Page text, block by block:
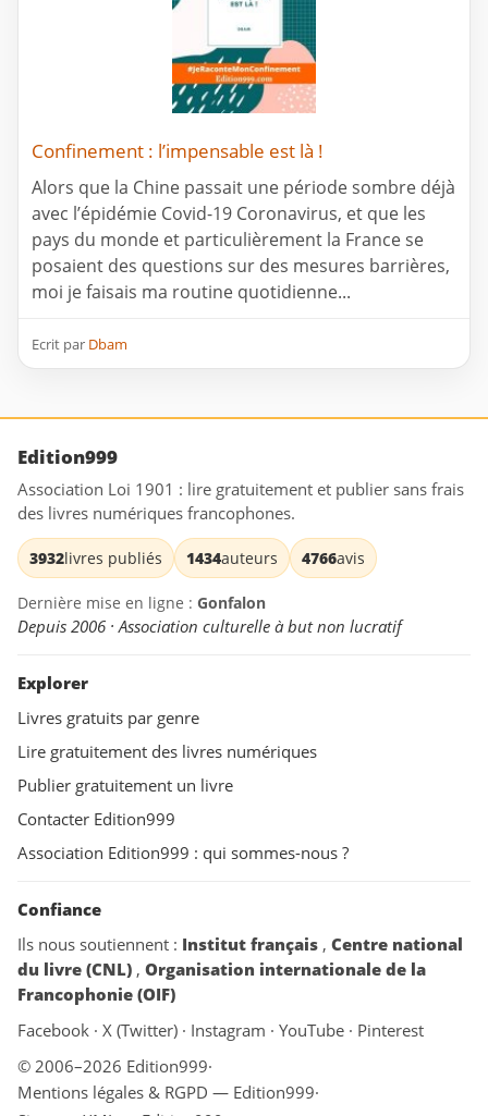
Confinement : l’impensable est là !
Alors que la Chine passait une période sombre déjà
avec l’épidémie Covid-19 Coronavirus, et que les
pays du monde et particulièrement la France se
posaient des questions sur des mesures barrières,
moi je faisais ma routine quotidienne...
Ecrit par Dbam
Edition999
Association Loi 1901 : lire gratuitement et publier sans frais
des livres numériques francophones.
3932livres publiés 1434auteurs 4766avis
Dernière mise en ligne : Gonfalon
Depuis 2006 · Association culturelle à but non lucratif
Explorer
Livres gratuits par genre
Lire gratuitement des livres numériques
Publier gratuitement un livre
Contacter Edition999
Association Edition999 : qui sommes-nous ?
Confiance
Ils nous soutiennent : Institut français , Centre national
du livre (CNL) , Organisation internationale de la
Francophonie (OIF)
Facebook · X (Twitter) · Instagram · YouTube · Pinterest
© 2006–2026 Edition999·
Mentions légales & RGPD — Edition999·